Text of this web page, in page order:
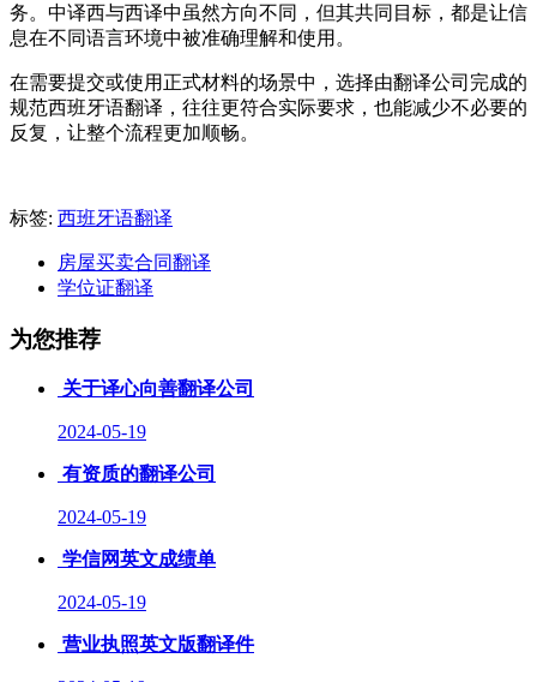
务。中译西与西译中虽然方向不同，但其共同目标，都是让信
息在不同语言环境中被准确理解和使用。
在需要提交或使用正式材料的场景中，选择由翻译公司完成的
规范西班牙语翻译，往往更符合实际要求，也能减少不必要的
反复，让整个流程更加顺畅。
标签: 西班牙语翻译
房屋买卖合同翻译
学位证翻译
为您推荐
关于译心向善翻译公司
2024-05-19
有资质的翻译公司
2024-05-19
学信网英文成绩单
2024-05-19
营业执照英文版翻译件